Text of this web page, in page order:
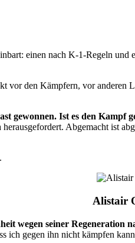
einen nach K-1-Regeln
vor den Kämpfern, vor
gewonnen. Ist es den
Abgemacht ist
Alistair
wegen seiner Regeneration
ich gegen ihn nicht kämpfen